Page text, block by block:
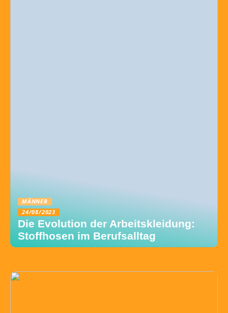
MÄNNER
24/08/2023
Die Evolution der Arbeitskleidung:
Stoffhosen im Berufsalltag